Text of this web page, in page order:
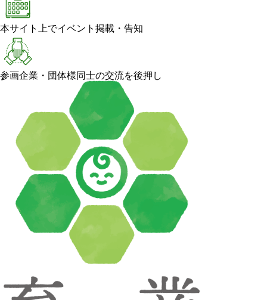
本サイト上でイベント掲載・告知
参画企業・団体様同士の交流を後押し